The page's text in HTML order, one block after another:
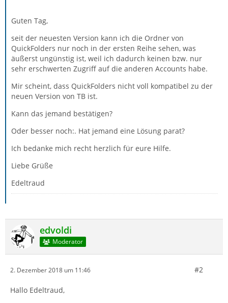
Guten Tag,
seit der neuesten Version kann ich die Ordner von
QuickFolders nur noch in der ersten Reihe sehen, was
äußerst ungünstig ist, weil ich dadurch keinen bzw. nur
sehr erschwerten Zugriff auf die anderen Accounts habe.
Mir scheint, dass QuickFolders nicht voll kompatibel zu der
neuen Version von TB ist.
Kann das jemand bestätigen?
Oder besser noch:. Hat jemand eine Lösung parat?
Ich bedanke mich recht herzlich für eure Hilfe.
Liebe Grüße
Edeltraud
edvoldi
Moderator
2. Dezember 2018 um 11:46 #2
Hallo Edeltraud,